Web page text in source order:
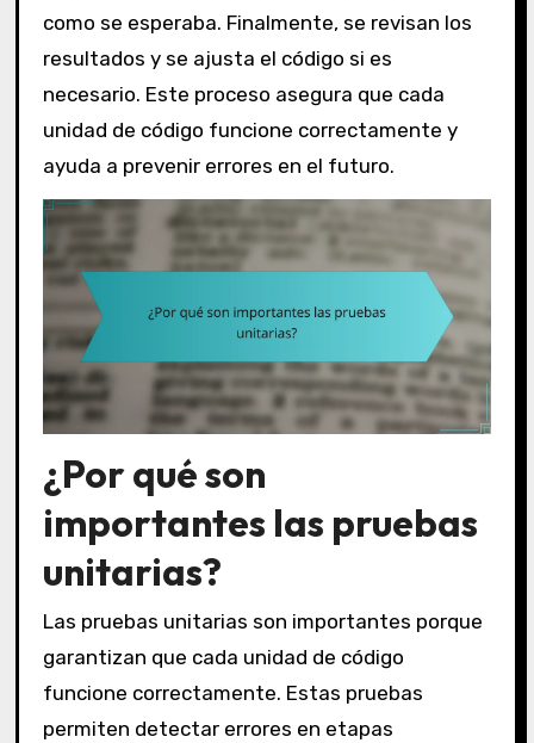
como se esperaba. Finalmente, se revisan los
resultados y se ajusta el código si es
necesario. Este proceso asegura que cada
unidad de código funcione correctamente y
ayuda a prevenir errores en el futuro.
¿Por qué son
importantes las pruebas
unitarias?
Las pruebas unitarias son importantes porque
garantizan que cada unidad de código
funcione correctamente. Estas pruebas
permiten detectar errores en etapas